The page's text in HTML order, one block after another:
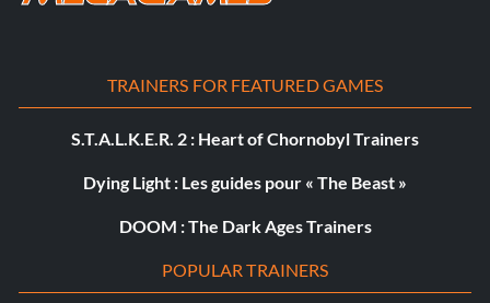
TRAINERS FOR FEATURED GAMES
S.T.A.L.K.E.R. 2 : Heart of Chornobyl Trainers
Dying Light : Les guides pour « The Beast »
DOOM : The Dark Ages Trainers
POPULAR TRAINERS